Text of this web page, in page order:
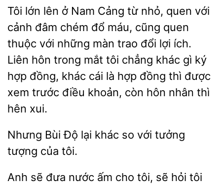
Tôi lớn lên
Nam Cảng từ nhỏ, quen với
cảnh đâm chém đổ máu, cũng quen
thuộc với những màn trao đổi lợi ích.
Liên hôn trong mắt tôi chẳng khác gì ký
hợp đồng, khác cái
hợp đồng thì được
trước điều khoản, còn hôn nhân thì
hên xui.
Nhưng Bùi lại
so với tưởng
tượng
tôi.
Anh sẽ đưa nước ấm cho tôi, sẽ hỏi tôi